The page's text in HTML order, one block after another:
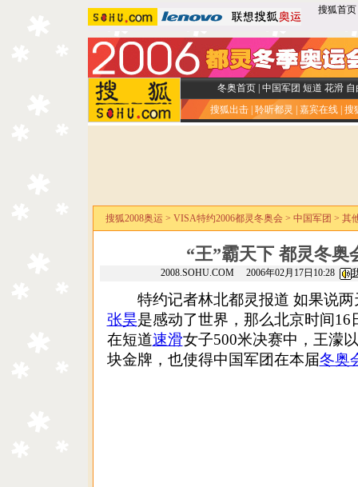
搜狐首页
冬奥首页| 中国军团 短道 花滑 自
搜狐出击 聆听都灵 嘉宾在线 搜
搜狐2008奥运 > VISA特约2006都灵冬奥会> 中国军团 > 其
“王”霸天下 都灵冬奥
2008.SOHU.COM 2006年02月17日10:28
特约记者林北都灵报道 如果说两
张昊是感动了世界，那么北京时间16
在短道速滑女子500米决赛中，王濛
块金牌，也使得中国军团在本届冬奥